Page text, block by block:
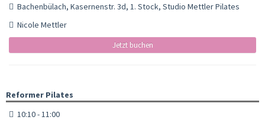
Bachenbülach, Kasernenstr. 3d, 1. Stock, Studio Mettler Pilates
Nicole Mettler
Jetzt buchen
Reformer Pilates
10:10 - 11:00